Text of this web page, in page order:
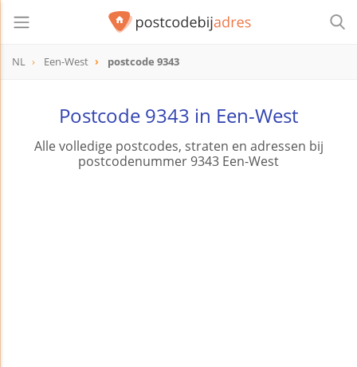
NL Een-West postcode 9343
Postcode 9343 in Een-West
Alle volledige postcodes, straten en adressen bij
postcodenummer 9343 Een-West